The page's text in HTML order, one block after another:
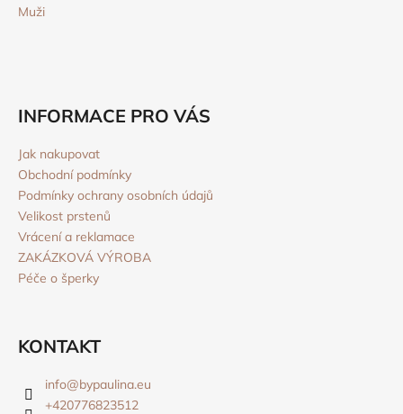
Muži
INFORMACE PRO VÁS
Jak nakupovat
Obchodní podmínky
Podmínky ochrany osobních údajů
Velikost prstenů
Vrácení a reklamace
ZAKÁZKOVÁ VÝROBA
Péče o šperky
KONTAKT
info@bypaulina.eu
+420776823512